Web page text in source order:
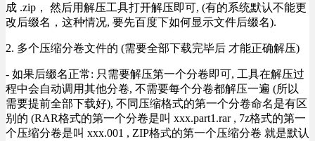
成 .zip， 然后用解压工具打开解压即可, (有的系统默认不能更
改后缀名，这种情况, 要先百度下如何显示文件后缀名).
2. 多个压缩分卷文件的 (需要全部下载完毕后 才能正确解压)
- 如果后缀名正常: 只需要解压第一个分卷即可, 工具在解压过
程中会自动调用其他分卷, 不需要每个分卷都解压一遍 (所以
需要提前全部下载好), 不同压缩格式的第一个分卷命名是有区
别的 (RAR格式的第一个分卷是叫 xxx.part1.rar , 7z格式的第一
个压缩分卷是叫 xxx.001 , ZIP格式的第一个压缩分卷 就是默认